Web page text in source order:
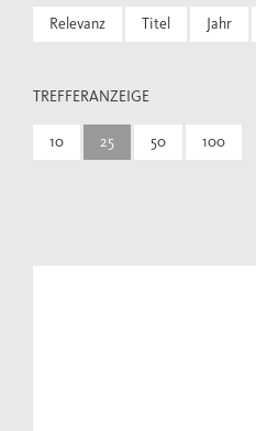
Relevanz Titel Jahr
TREFFERANZEIGE
10 25 50 100